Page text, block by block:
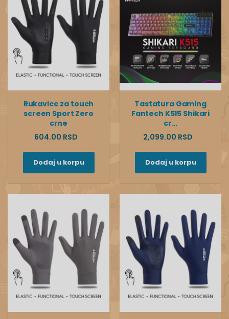
Rukavice za touch
screen Sport Zero
crne
604.00 RSD
Dodaj u korpu
Tastatura Gaming
Fantech K515 Shikari
cr...
2,099.00 RSD
Dodaj u korpu